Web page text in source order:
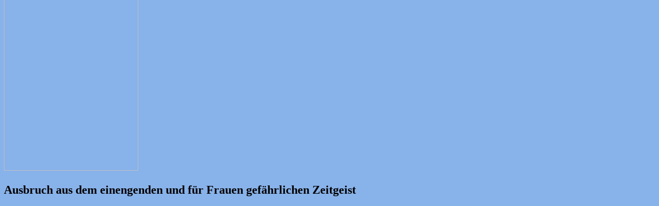
Ausbruch aus dem einengenden und für Frauen gefährlichen Zeitgeist